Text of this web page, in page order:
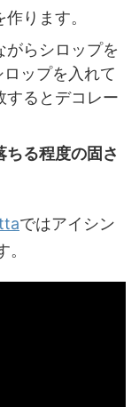
ります。
がらシロップを
ップを入れて
するとデコレー
ちる程度の固さ
ではアイシン